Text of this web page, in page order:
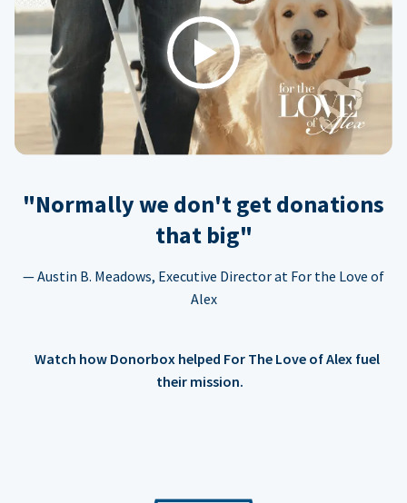
Play
"Normally we don't get donations
that big"
— Austin B. Meadows, Executive Director at For the Love of
Alex
Watch how Donorbox helped For The Love of Alex fuel
their mission.